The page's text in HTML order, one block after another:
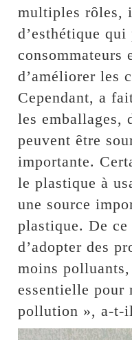
multiples rôles,
d’esthétique
consommateurs
d’améliorer les
Cependant, a
les emballages,
peuvent être
importante.
le plastique à
une source
plastique. De
d’adopter des
moins polluants,
essentielle pour
pollution », a-t-